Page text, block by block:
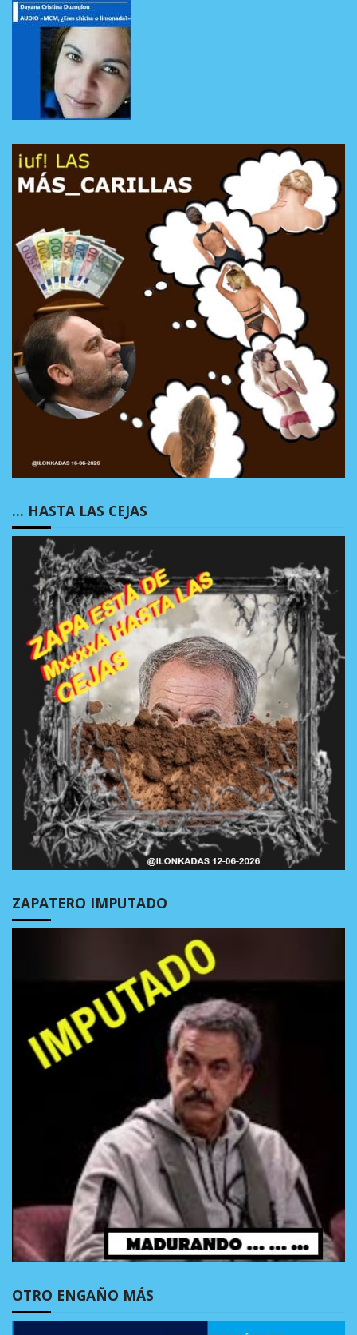
… HASTA LAS CEJAS
ZAPATERO IMPUTADO
OTRO ENGAÑO MÁS